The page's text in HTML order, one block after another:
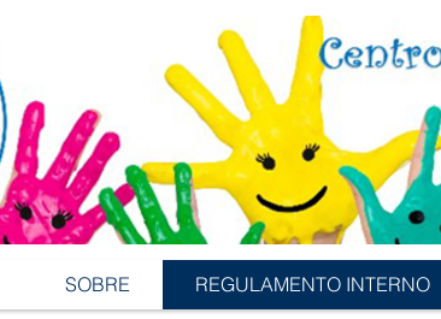
SOBRE REGULAMENTO INTERNO
SOBRE REGULAMENTO INTERNO